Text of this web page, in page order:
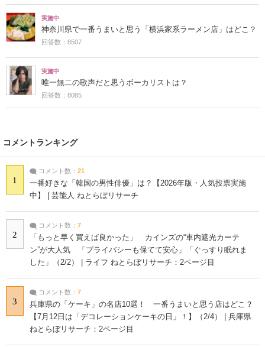
実施中
神奈川県で一番うまいと思う「横浜家系ラーメン店」はどこ？
回答数：8507
実施中
唯一無二の歌声だと思うボーカリストは？
回答数：8085
コメントランキング
1
コメント数： 21
一番好きな「韓国の男性俳優」は？【2026年版・人気投票実施
中】 | 芸能人 ねとらぼリサーチ
2
コメント数： 7
「もっと早く買えば良かった」 カインズの“車内遮光カーテ
ン”が大人気 「プライバシーも保てて安心」「ぐっすり眠れま
した」（2/2） | ライフ ねとらぼリサーチ：2ページ目
3
コメント数： 7
兵庫県の「ケーキ」の名店10選！ 一番うまいと思う店はどこ？
【7月12日は「デコレーションケーキの日」！】（2/4） | 兵庫県
ねとらぼリサーチ：2ページ目